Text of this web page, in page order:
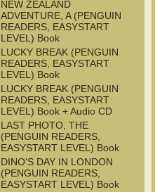
NEW ZEALAND
ADVENTURE, A (PENGUIN
READERS, EASYSTART
LEVEL) Book
LUCKY BREAK (PENGUIN
READERS, EASYSTART
LEVEL) Book
LUCKY BREAK (PENGUIN
READERS, EASYSTART
LEVEL) Book + Audio CD
LAST PHOTO, THE
(PENGUIN READERS,
EASYSTART LEVEL) Book
DINO'S DAY IN LONDON
(PENGUIN READERS,
EASYSTART LEVEL) Book